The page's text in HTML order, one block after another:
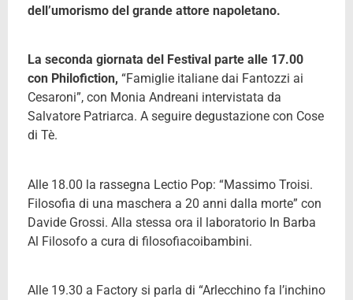
dell’umorismo del grande attore napoletano.
La seconda giornata del Festival parte alle 17.00
con Philofiction, “Famiglie italiane dai Fantozzi ai
Cesaroni”, con Monia Andreani intervistata da
Salvatore Patriarca. A seguire degustazione con Cose
di Tè.
Alle 18.00 la rassegna Lectio Pop: “Massimo Troisi.
Filosofia di una maschera a 20 anni dalla morte” con
Davide Grossi. Alla stessa ora il laboratorio In Barba
Al Filosofo a cura di filosofiacoibambini.
Alle 19.30 a Factory si parla di “Arlecchino fa l’inchino